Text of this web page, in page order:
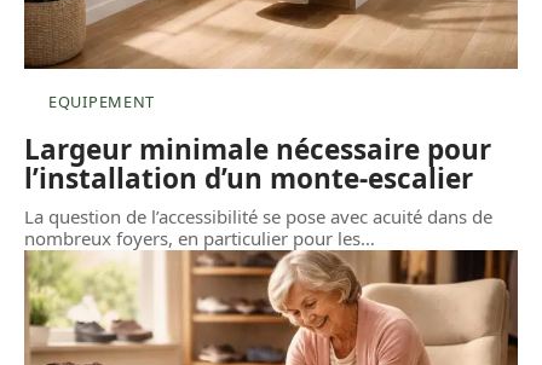
EQUIPEMENT
Largeur minimale nécessaire pour
l’installation d’un monte-escalier
La question de l’accessibilité se pose avec acuité dans de
nombreux foyers, en particulier pour les…